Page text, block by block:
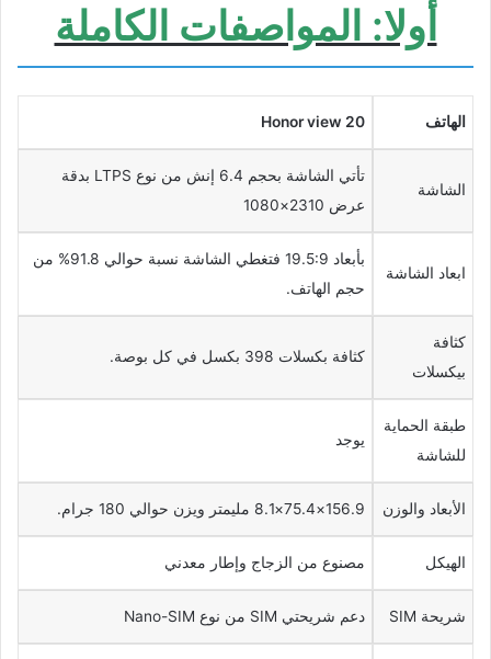
أولا: المواصفات الكاملة
الهاتف Honor view 20
الشاشة
تأتي الشاشة بحجم 6.4 إنش من نوع LTPS بدقة
عرض 2310×1080
ابعاد الشاشة
بأبعاد 19.5:9 فتغطي الشاشة نسبة حوالي 91.8% من
حجم الهاتف.
كثافة
بيكسلات
كثافة بكسلات 398 بكسل في كل بوصة.
طبقة الحماية
للشاشة
يوجد
الأبعاد والوزن 156.9×75.4×8.1 مليمتر ويزن حوالي 180 جرام.
الهيكل مصنوع من الزجاج وإطار معدني
شريحة SIM دعم شريحتي SIM من نوع Nano-SIM